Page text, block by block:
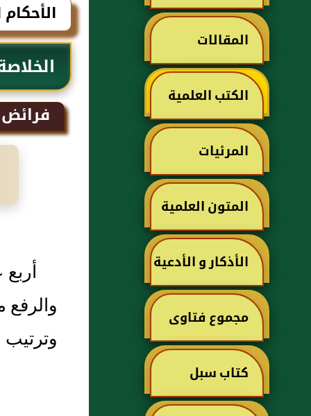
الخطب
المقالات
الكتب العلمية
المرئيات
المتون العلمية
الأذكار و الأدعية
مجموع فتاوى
ابن تيمية
كتاب سبل
فرائض
وترتيب